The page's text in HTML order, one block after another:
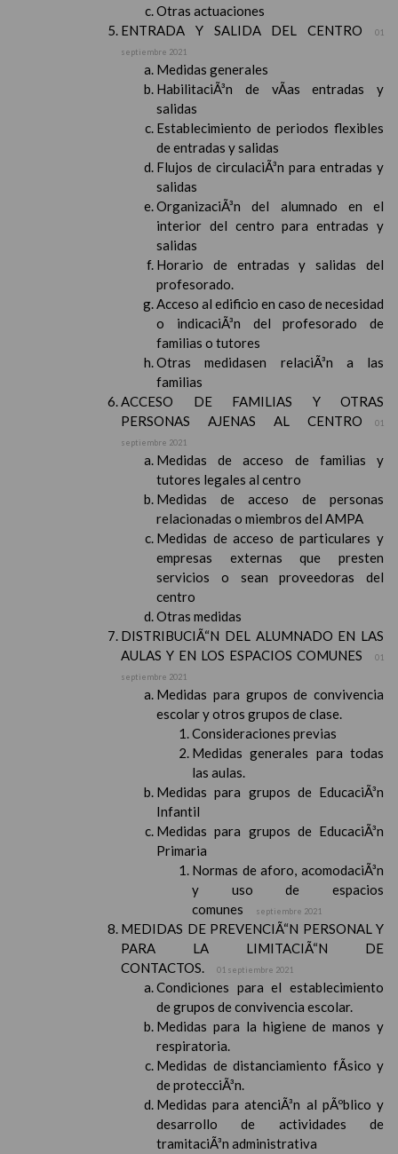
Otras actuaciones
ENTRADA Y SALIDA DEL CENTRO
01
septiembre 2021
Medidas generales
HabilitaciÃ³n de vÃ­as entradas y
salidas
Establecimiento de periodos flexibles
de entradas y salidas
Flujos de circulaciÃ³n para entradas y
salidas
OrganizaciÃ³n del alumnado en el
interior del centro para entradas y
salidas
Horario de entradas y salidas del
profesorado.
Acceso al edificio en caso de necesidad
o indicaciÃ³n del profesorado de
familias o tutores
Otras medidasen relaciÃ³n a las
familias
ACCESO DE FAMILIAS Y OTRAS
PERSONAS AJENAS AL CENTRO
01
septiembre 2021
Medidas de acceso de familias y
tutores legales al centro
Medidas de acceso de personas
relacionadas o miembros del AMPA
Medidas de acceso de particulares y
empresas externas que presten
servicios o sean proveedoras del
centro
Otras medidas
DISTRIBUCIÃ“N DEL ALUMNADO EN LAS
AULAS Y EN LOS ESPACIOS COMUNES
01
septiembre 2021
Medidas para grupos de convivencia
escolar y otros grupos de clase.
Consideraciones previas
Medidas generales para todas
las aulas.
Medidas para grupos de EducaciÃ³n
Infantil
Medidas para grupos de EducaciÃ³n
Primaria
Normas de aforo, acomodaciÃ³n
y uso de espacios
comunes
septiembre 2021
MEDIDAS DE PREVENCIÃ“N PERSONAL Y
PARA LA LIMITACIÃ“N DE
CONTACTOS.
01 septiembre 2021
Condiciones para el establecimiento
de grupos de convivencia escolar.
Medidas para la higiene de manos y
respiratoria.
Medidas de distanciamiento fÃ­sico y
de protecciÃ³n.
Medidas para atenciÃ³n al pÃºblico y
desarrollo de actividades de
tramitaciÃ³n administrativa